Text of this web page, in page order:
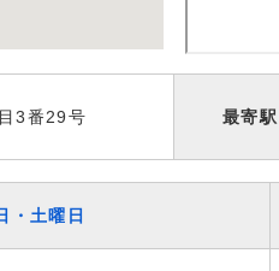
3番29号 最寄駅
・土曜日